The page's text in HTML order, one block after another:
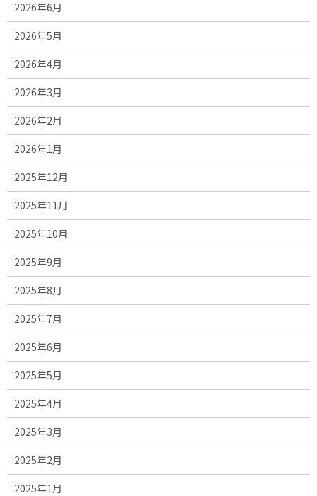
2026年6月
2026年5月
2026年4月
2026年3月
2026年2月
2026年1月
2025年12月
2025年11月
2025年10月
2025年9月
2025年8月
2025年7月
2025年6月
2025年5月
2025年4月
2025年3月
2025年2月
2025年1月